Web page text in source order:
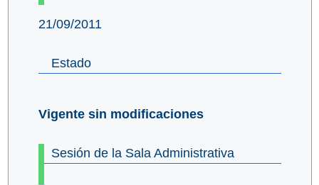
21/09/2011
Estado
Vigente sin modificaciones
Sesión de la Sala Administrativa